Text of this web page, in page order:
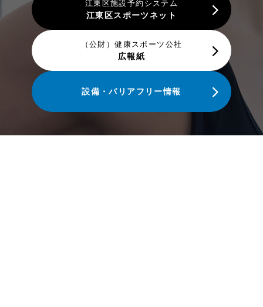
江東区施設予約システム
江東区スポーツネット
（公財）健康スポーツ公社
広報紙
設備・バリアフリー情報